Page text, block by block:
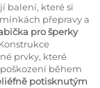
balení, které si
přepravy a
pro šperky
prvky, které
během
potisknutým